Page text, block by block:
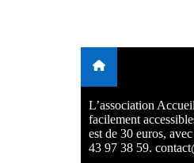
avec et
Ecoute thérapeutique,
musico thérapie… .
participation libre de 1 à
L’association
facilement
est de 30 euros,
43 97 38 59.